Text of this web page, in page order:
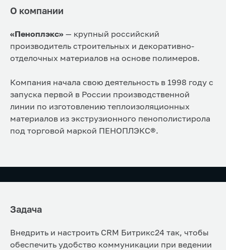
О компании
«Пеноплэкс» — крупный российский
производитель строительных и декоративно-
отделочных материалов на основе полимеров.
Компания начала свою деятельность в 1998 году с
запуска первой в России производственной
линии по изготовлению теплоизоляционных
материалов из экструзионного пенополистирола
под торговой маркой ПЕНОПЛЭКС®.
Задача
Внедрить и настроить CRM Битрикс24 так, чтобы
обеспечить удобство коммуникации при ведении